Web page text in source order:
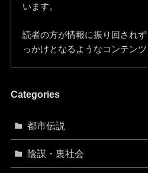
います。
読者の方が情報に振り回され
っかけとなるようなコンテンツ
Categories
都市伝説
陰謀・裏社会